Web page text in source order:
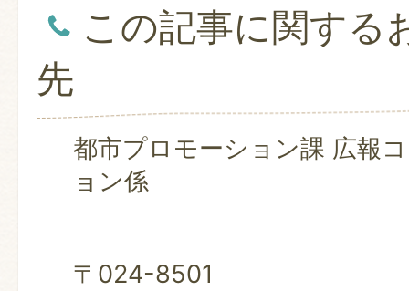
この記事に関する
先
都市プロモーション課 広報
ョン係
〒024-8501